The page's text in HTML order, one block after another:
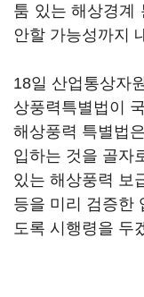
툼 있는 해상경계
안할 가능성까지
18일 산업통상자
상풍력특별법이
해상풍력 특별법
입하는 것을 골자
있는 해상풍력 보
등을 미리 검증한
도록 시행령을 두